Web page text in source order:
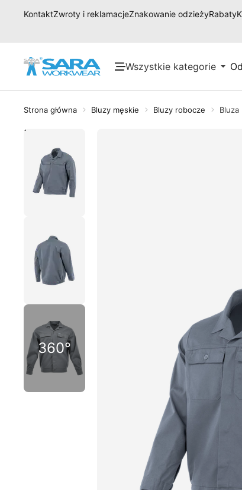
KontaktZwroty i reklamacjeZnakowanie odzieżyRabaty
Wszystkie kategorie
Strona główna Bluzy męskie Bluzy robocze Bluza